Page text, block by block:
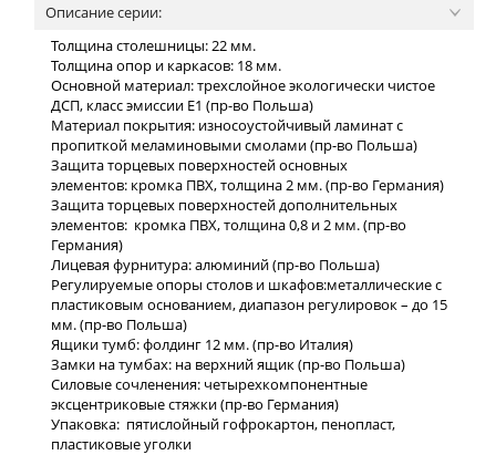
Описание серии:
Толщина столешницы: 22 мм.
Толщина опор и каркасов: 18 мм.
Основной материал: трехслойное экологически чистое
ДСП, класс эмиссии Е1 (пр-во Польша)
Материал покрытия: износоустойчивый ламинат с
пропиткой меламиновыми смолами (пр-во Польша)
Защита торцевых поверхностей основных
элементов: кромка ПВХ, толщина 2 мм. (пр-во Германия)
Защита торцевых поверхностей дополнительных
элементов: кромка ПВХ, толщина 0,8 и 2 мм. (пр-во
Германия)
Лицевая фурнитура: алюминий (пр-во Польша)
Регулируемые опоры столов и шкафов:металлические с
пластиковым основанием, диапазон регулировок – до 15
мм. (пр-во Польша)
Ящики тумб: фолдинг 12 мм. (пр-во Италия)
Замки на тумбах: на верхний ящик (пр-во Польша)
Силовые сочленения: четырехкомпонентные
эксцентриковые стяжки (пр-во Германия)
Упаковка: пятислойный гофрокартон, пенопласт,
пластиковые уголки